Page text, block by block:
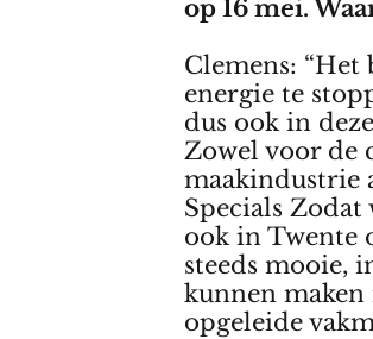
op 16 mei.
Clemens:
energie te
dus ook in
Zowel voor de
maakindustrie
Specials
ook in Twente
steeds mooie,
kunnen maken
opgeleide